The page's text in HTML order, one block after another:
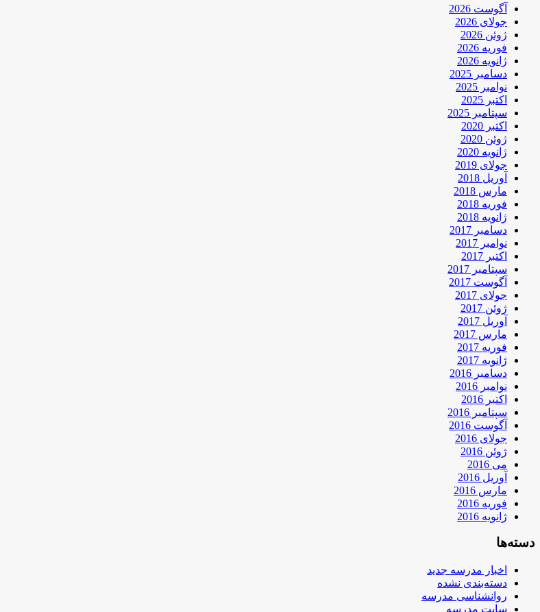
آگوست 2026
جولای 2026
ژوئن 2026
فوریه 2026
ژانویه 2026
دسامبر 2025
نوامبر 2025
اکتبر 2025
سپتامبر 2025
اکتبر 2020
ژوئن 2020
ژانویه 2020
جولای 2019
آوریل 2018
مارس 2018
فوریه 2018
ژانویه 2018
دسامبر 2017
نوامبر 2017
اکتبر 2017
سپتامبر 2017
آگوست 2017
جولای 2017
ژوئن 2017
آوریل 2017
مارس 2017
فوریه 2017
ژانویه 2017
دسامبر 2016
نوامبر 2016
اکتبر 2016
سپتامبر 2016
آگوست 2016
جولای 2016
ژوئن 2016
می 2016
آوریل 2016
مارس 2016
فوریه 2016
ژانویه 2016
دسته‌ها
اخبار مدرسه جدید
دسته‌بندی نشده
روانشناسی مدرسه
سایت مدرسه